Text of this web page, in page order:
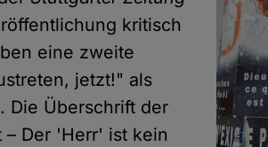
kritisch
eine zweite
jetzt!" als
Die Überschrift der
Der 'Herr' ist kein